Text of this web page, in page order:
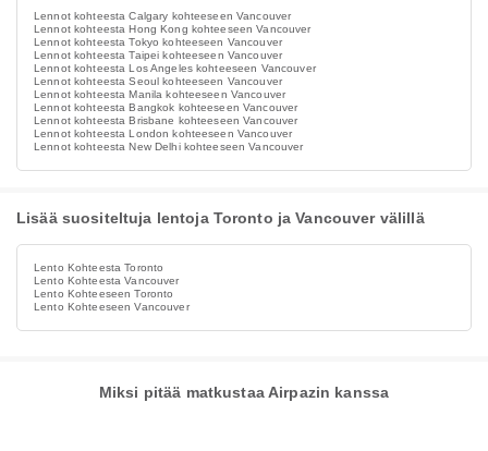
Lennot kohteesta Calgary kohteeseen Vancouver
Lennot kohteesta Hong Kong kohteeseen Vancouver
Lennot kohteesta Tokyo kohteeseen Vancouver
Lennot kohteesta Taipei kohteeseen Vancouver
Lennot kohteesta Los Angeles kohteeseen Vancouver
Lennot kohteesta Seoul kohteeseen Vancouver
Lennot kohteesta Manila kohteeseen Vancouver
Lennot kohteesta Bangkok kohteeseen Vancouver
Lennot kohteesta Brisbane kohteeseen Vancouver
Lennot kohteesta London kohteeseen Vancouver
Lennot kohteesta New Delhi kohteeseen Vancouver
Lisää suositeltuja lentoja Toronto ja Vancouver välillä
Lento Kohteesta Toronto
Lento Kohteesta Vancouver
Lento Kohteeseen Toronto
Lento Kohteeseen Vancouver
Miksi pitää matkustaa Airpazin kanssa